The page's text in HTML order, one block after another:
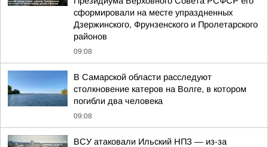
сформировали на месте упраздненных
Дзержинского, Фрунзенского и Пролетарского
районов
09:08
В Самарской области расследуют
столкновение катеров на Волге, в котором
погибли два человека
09:08
ВСУ атаковали Ильский НПЗ — из-за